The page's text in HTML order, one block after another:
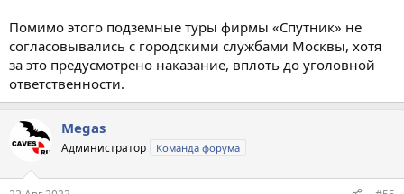
Помимо этого подземные туры фирмы «Спутник» не
согласовывались с городскими службами Москвы, хотя
за это предусмотрено наказание, вплоть до уголовной
ответственности.
Megas
Администратор Команда форума